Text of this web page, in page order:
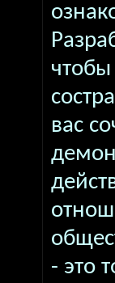
чтобы
вас
- это